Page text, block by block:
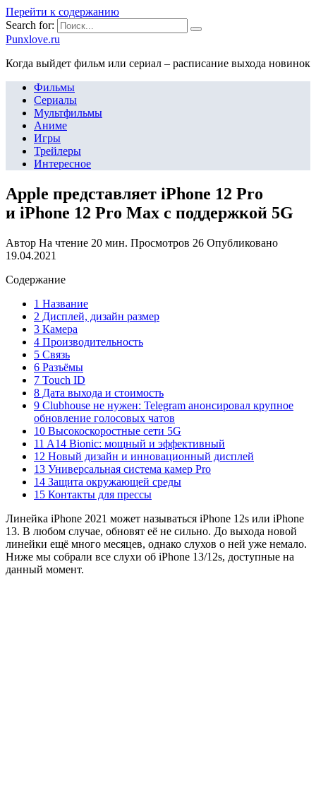
Перейти к содержанию
Search for:
Punxlove.ru
Когда выйдет фильм или сериал – расписание выхода новинок
Фильмы
Сериалы
Мультфильмы
Аниме
Игры
Трейлеры
Интересное
Apple представляет iPhone 12 Pro
и iPhone 12 Pro Max с поддержкой 5G
Автор На чтение 20 мин. Просмотров 26 Опубликовано
19.04.2021
Содержание
1 Название
2 Дисплей, дизайн размер
3 Камера
4 Производительность
5 Связь
6 Разъёмы
7 Touch ID
8 Дата выхода и стоимость
9 Clubhouse не нужен: Telegram анонсировал крупное
обновление голосовых чатов
10 Высокоскоростные сети 5G
11 A14 Bionic: мощный и эффективный
12 Новый дизайн и инновационный дисплей
13 Универсальная система камер Pro
14 Защита окружающей среды
15 Контакты для прессы
Линейка iPhone 2021 может называться iPhone 12s или iPhone
13. В любом случае, обновят её не сильно. До выхода новой
линейки ещё много месяцев, однако слухов о ней уже немало.
Ниже мы собрали все слухи об iPhone 13/12s, доступные на
данный момент.